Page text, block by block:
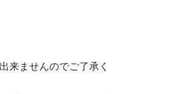
来ませんのでご了承く